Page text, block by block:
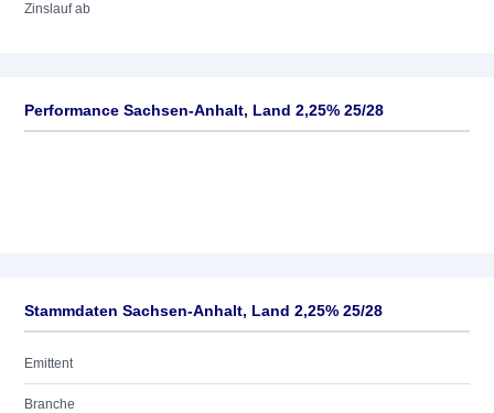
Zinslauf ab
Performance Sachsen-Anhalt, Land 2,25% 25/28
Stammdaten Sachsen-Anhalt, Land 2,25% 25/28
Emittent
Branche